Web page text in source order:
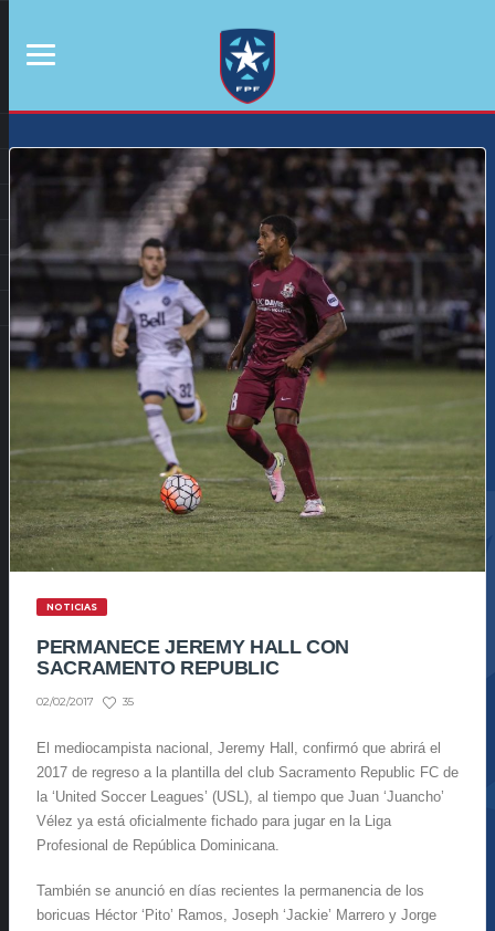
NOTICIAS
PERMANECE JEREMY HALL CON
SACRAMENTO REPUBLIC
02/02/2017 35
El mediocampista nacional, Jeremy Hall, confirmó que abrirá el
2017 de regreso a la plantilla del club Sacramento Republic FC de
la ‘United Soccer Leagues’ (USL), al tiempo que Juan ‘Juancho’
Vélez ya está oficialmente fichado para jugar en la Liga
Profesional de República Dominicana.
También se anunció en días recientes la permanencia de los
boricuas Héctor ‘Pito’ Ramos, Joseph ‘Jackie’ Marrero y Jorge